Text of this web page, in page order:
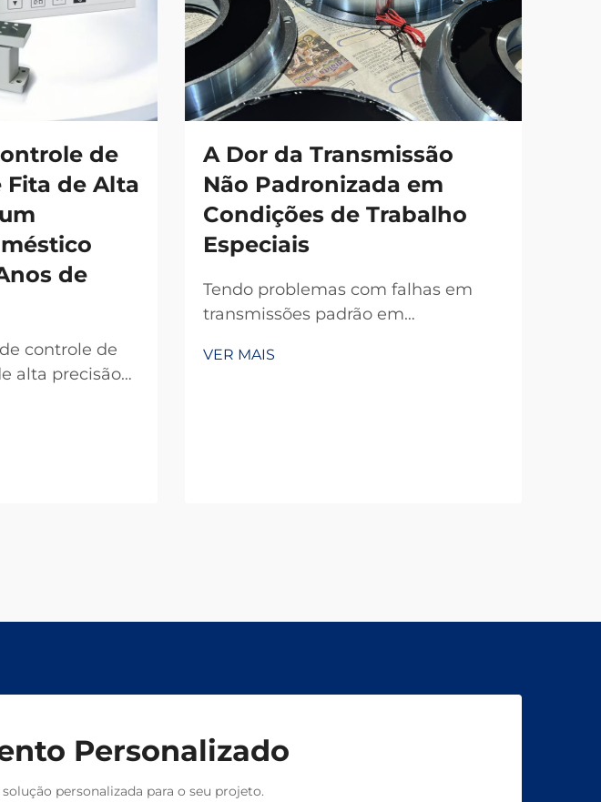
de
Fita de Alta
de
controle de
alta precisão
de
A Dor da Transmissão
Não Padronizada em
Condições de Trabalho
Especiais
Tendo problemas com falhas em
transmissões padrão em
espaços apertados? A TianJi, com 20
VER MAIS
Personalizado
personalizada para o seu projeto.